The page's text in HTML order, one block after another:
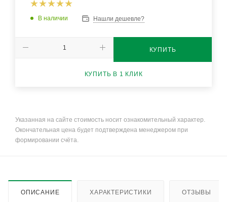
В наличии Нашли дешевле?
КУПИТЬ
КУПИТЬ В 1 КЛИК
Указанная на сайте стоимость носит ознакомительный характер.
Окончательная цена будет подтверждена менеджером при
формировании счёта.
ОПИСАНИЕ ХАРАКТЕРИСТИКИ ОТЗЫВЫ